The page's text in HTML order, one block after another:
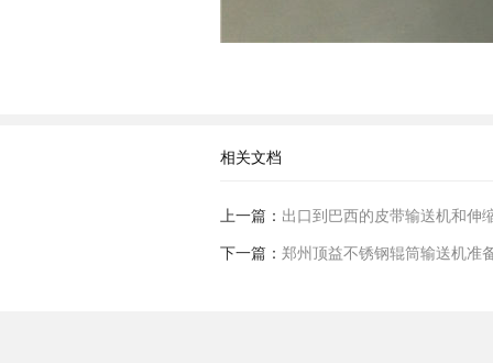
相关文档
上一篇： 出口到巴西的皮带输送机和伸
下一篇： 郑州顶益不锈钢辊筒输送机准